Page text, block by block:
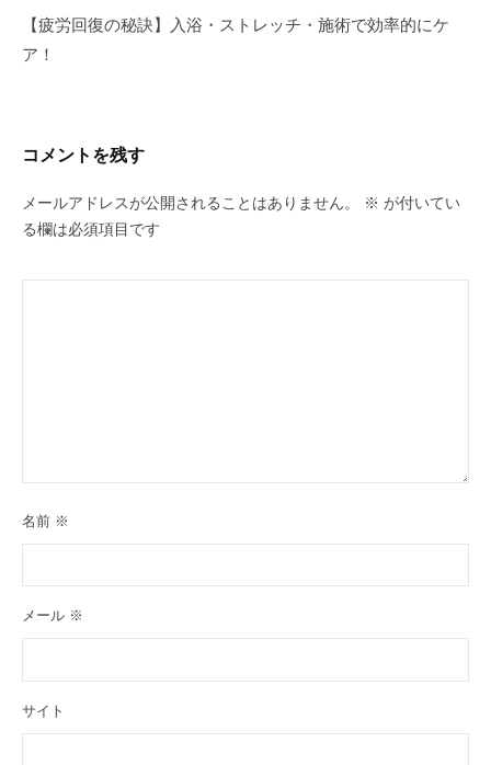
ー
シ
【疲労回復の秘訣】入浴・ストレッチ・施術で効率的にケ
ア！
コメントを残す
メールアドレスが公開されることはありません。 ※ が付いてい
る欄は必須項目です
名前 ※
メール ※
サイト